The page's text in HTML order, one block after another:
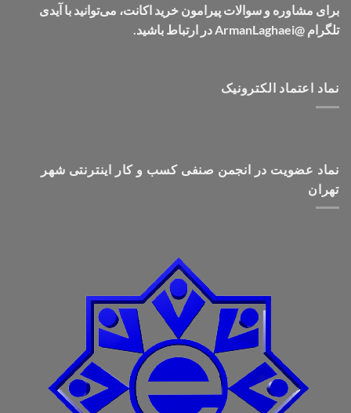
برای مشاوره و سوالات پیرامون خرید اکانت، می‌توانید با آیدی
تلگرام @ArmanLaghaei در ارتباط باشید.
نماد اعتماد الکترونیک
نماد عضویت در انجمن صنفی کسب و کار اینترنتی شهر
تهران